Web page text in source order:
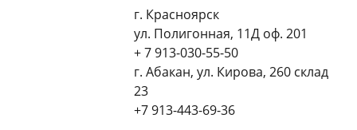
г. Красноярск
ул. Полигонная, 11Д оф. 201
+ 7 913-030-55-50
г. Абакан, ул. Кирова, 260 склад
23
+7 913-443-69-36